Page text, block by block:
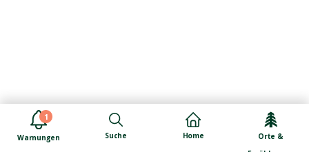
1
Warnungen Suche Home
Orte &